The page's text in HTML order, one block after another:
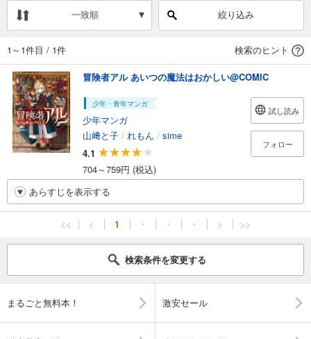
一致順 絞り込み
1～1件目 / 1件 検索のヒント
冒険者アル あいつの魔法はおかしい@COMIC
少年・青年マンガ
少年マンガ
山﨑と子 / れもん / sime
4.1
704～759円 (税込)
試し読み
フォロー
あらすじを表示する
<< < 1 ・ ・ ・ > >>
検索条件を変更する
まるごと無料本！ 激安セール